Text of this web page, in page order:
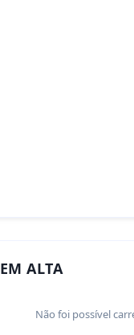
EM ALTA
Não foi possível